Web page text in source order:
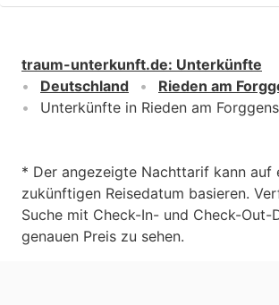
traum-unterkunft.de: Unterkünfte
Deutschland
Rieden am
Unterkünfte in Rieden am
* Der angezeigte Nachttarif kann auf
zukünftigen Reisedatum basieren.
Suche mit Check-In- und Check-Out-
genauen Preis zu sehen.